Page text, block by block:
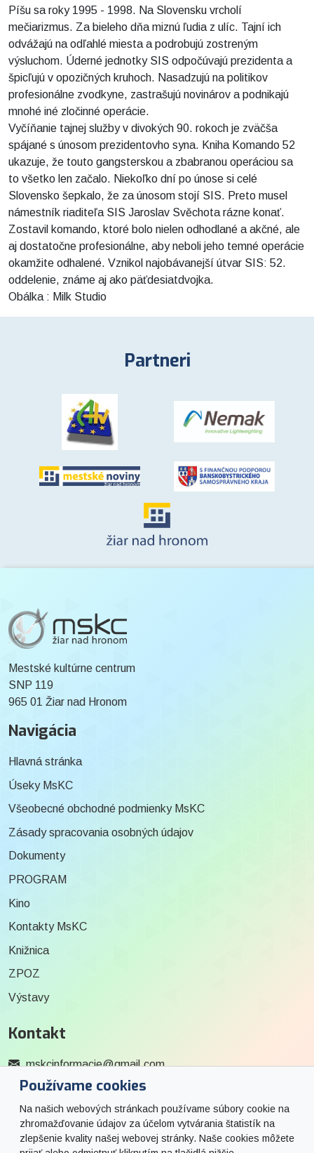
Píšu sa roky 1995 - 1998. Na Slovensku vrcholí
mečiarizmus. Za bieleho dňa miznú ľudia z ulíc. Tajní ich
odvážajú na odľahlé miesta a podrobujú zostreným
výsluchom. Úderné jednotky SIS odpočúvajú prezidenta a
špicľujú v opozičných kruhoch. Nasadzujú na politikov
profesionálne zvodkyne, zastrašujú novinárov a podnikajú
mnohé iné zločinné operácie.
Vyčíňanie tajnej služby v divokých 90. rokoch je zväčša
spájané s únosom prezidentovho syna. Kniha Komando 52
ukazuje, že touto gangsterskou a zbabranou operáciou sa
to všetko len začalo. Niekoľko dní po únose si celé
Slovensko šepkalo, že za únosom stojí SIS. Preto musel
námestník riaditeľa SIS Jaroslav Svěchota rázne konať.
Zostavil komando, ktoré bolo nielen odhodlané a akčné, ale
aj dostatočne profesionálne, aby neboli jeho temné operácie
okamžite odhalené. Vznikol najobávanejší útvar SIS: 52.
oddelenie, známe aj ako päťdesiatdvojka.
Obálka : Milk Studio
Partneri
Používame cookies
Na našich webových stránkach používame súbory cookie na
zhromažďovanie údajov za účelom vytvárania štatistík na
zlepšenie kvality našej webovej stránky. Naše cookies môžete
Mestské kultúrne centrum
SNP 119
965 01 Žiar nad Hronom
Navigácia
Hlavná stránka
Úseky MsKC
Všeobecné obchodné podmienky MsKC
Zásady spracovania osobných údajov
Dokumenty
PROGRAM
Kino
Kontakty MsKC
Knižnica
ZPOZ
Výstavy
Kontakt
mskcinformacie@gmail.com
0915 727 244
Social